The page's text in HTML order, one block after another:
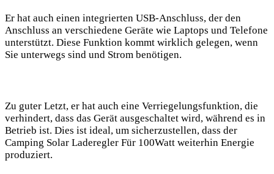
Er hat auch einen integrierten USB-Anschluss,‍ der den
Anschluss an verschiedene Geräte wie Laptops und Telefone
unterstützt. Diese Funktion kommt wirklich​ gelegen, wenn
Sie unterwegs sind und Strom benötigen.
Zu guter Letzt, er hat ⁢auch eine Verriegelungsfunktion, die
verhindert, dass das Gerät ausgeschaltet wird, während es in
Betrieb ist. Dies ist ideal, um sicherzustellen, dass der
Camping Solar Laderegler​ Für 100Watt weiterhin Energie
produziert.